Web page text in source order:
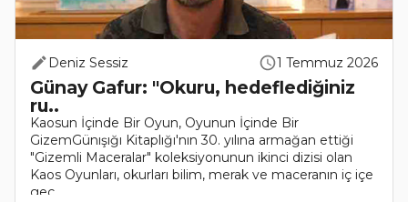
Deniz Sessiz 1 Temmuz 2026
Günay Gafur: "Okuru, hedeflediğiniz
ru..
Kaosun İçinde Bir Oyun, Oyunun İçinde Bir
GizemGünışığı Kitaplığı'nın 30. yılına armağan ettiği
"Gizemli Maceralar" koleksiyonunun ikinci dizisi olan
Kaos Oyunları, okurları bilim, merak ve maceranın iç içe
geç..